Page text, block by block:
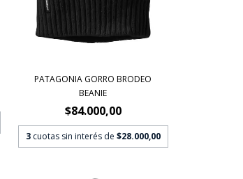
PATAGONIA GORRO BRODEO
BEANIE
$84.000,00
3 cuotas sin interés de $28.000,00